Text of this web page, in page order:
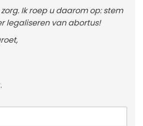
Ik roep u daarom op: stem
legaliseren van abortus!